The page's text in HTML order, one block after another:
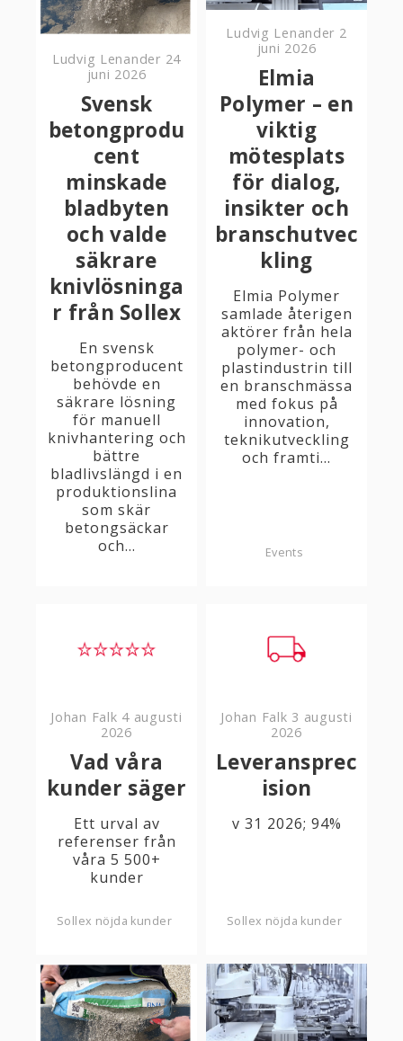
Ludvig Lenander 24
juni 2026
Svensk
betongprodu
cent
minskade
bladbyten
och valde
säkrare
knivlösninga
r från Sollex
En svensk
betongproducent
behövde en
säkrare lösning
för manuell
knivhantering och
bättre
bladlivslängd i en
produktionslina
som skär
betongsäckar
och...
Ludvig Lenander 2
juni 2026
Elmia
Polymer – en
viktig
mötesplats
för dialog,
insikter och
branschutvec
kling
Elmia Polymer
samlade återigen
aktörer från hela
polymer- och
plastindustrin till
en branschmässa
med fokus på
innovation,
teknikutveckling
och framti...
Events
Johan Falk 4 augusti
2026
Vad våra
kunder säger
Ett urval av
referenser från
våra 5 500+
kunder
Sollex nöjda kunder
Johan Falk 3 augusti
2026
Leveransprec
ision
v 31 2026; 94%
Sollex nöjda kunder